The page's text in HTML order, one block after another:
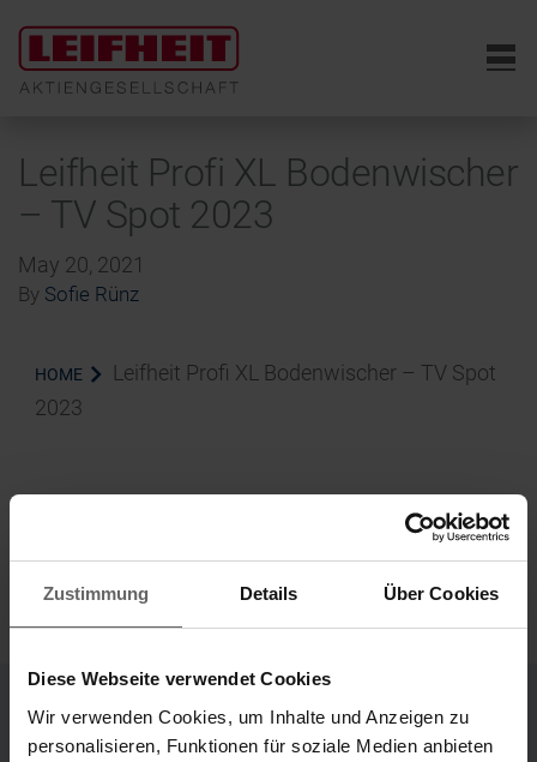
Zustimmung Details Über Cookies
Diese Webseite verwendet Cookies
Wir verwenden Cookies, um Inhalte und Anzeigen zu
personalisieren, Funktionen für soziale Medien anbieten
6
Leifheit Profi XL Bodenwischer
– TV Spot 2023
May 20, 2021
By Sofie Rünz
HOME
Leifheit Profi XL Bodenwischer – TV Spot
2023
Unternehmensbereiche